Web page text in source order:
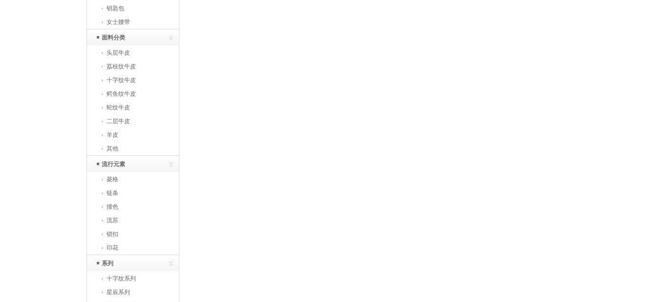
钥匙包
女士腰带
面料分类
头层牛皮
荔枝纹牛皮
十字纹牛皮
鳄鱼纹牛皮
蛇纹牛皮
二层牛皮
羊皮
其他
流行元素
菱格
链条
撞色
流苏
锁扣
印花
系列
十字纹系列
星辰系列